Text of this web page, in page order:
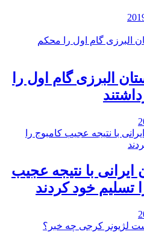
البرزی گام اول را
ایرانی با نتیجه عجیب
تسلیم خود کردند